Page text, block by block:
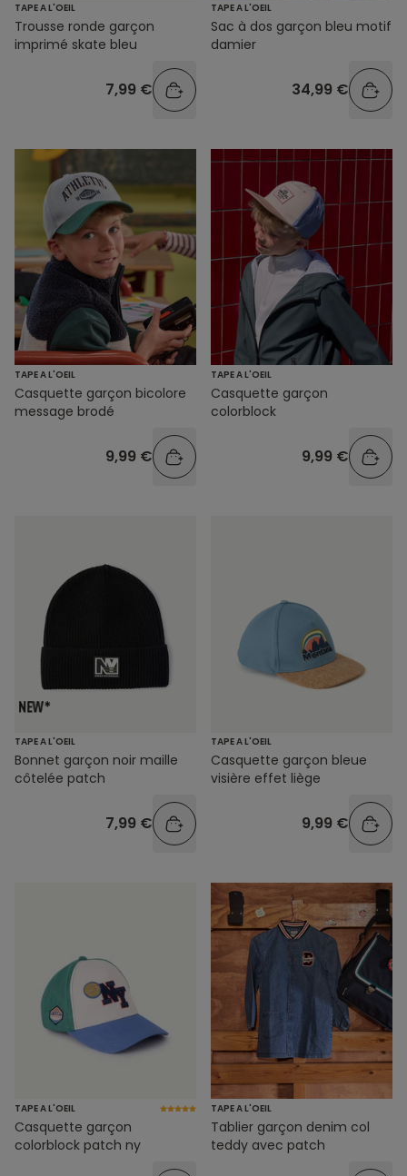
TAPE A L'OEIL
Trousse ronde garçon
imprimé skate bleu
7,99 €
TAPE A L'OEIL
Sac à dos garçon bleu motif
damier
34,99 €
TAPE A L'OEIL
Casquette garçon bicolore
message brodé
9,99 €
TAPE A L'OEIL
Casquette garçon
colorblock
9,99 €
TAPE A L'OEIL
Bonnet garçon noir maille
côtelée patch
7,99 €
TAPE A L'OEIL
Casquette garçon bleue
visière effet liège
9,99 €
TAPE A L'OEIL
Casquette garçon
colorblock patch ny
TAPE A L'OEIL
Tablier garçon denim col
teddy avec patch